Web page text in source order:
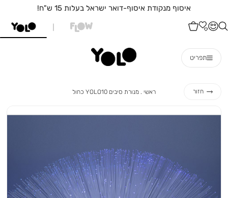
איסוף מנקודת איסוף-דואר ישראל בעלות 15 ש"ח!
תפריט
חזור ראשי ראשי
מנורת סיבים YOLO10 כחול
מנורת
כחול